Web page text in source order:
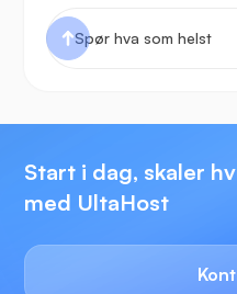
Start i dag, skaler
med UltaHost